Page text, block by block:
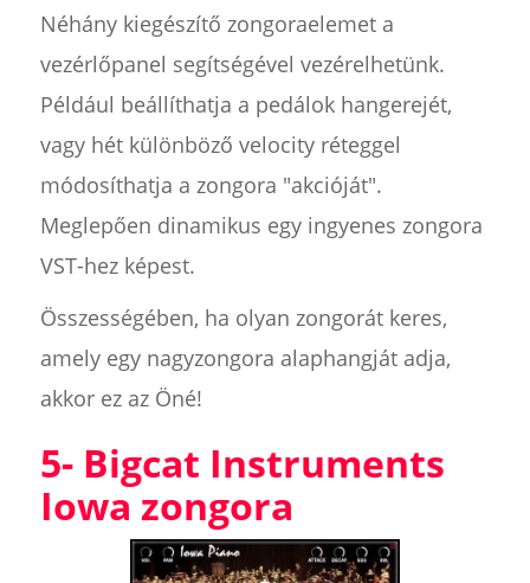
Néhány kiegészítő zongoraelemet a
vezérlőpanel segítségével vezérelhetünk.
Például beállíthatja a pedálok hangerejét,
vagy hét különböző velocity réteggel
módosíthatja a zongora "akcióját".
Meglepően dinamikus egy ingyenes zongora
VST-hez képest.
Összességében, ha olyan zongorát keres,
amely egy nagyzongora alaphangját adja,
akkor ez az Öné!
5- Bigcat Instruments
Iowa zongora